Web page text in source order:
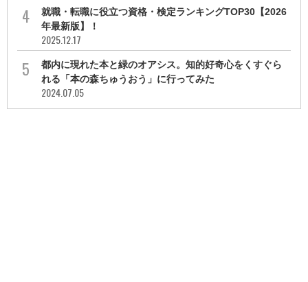
就職・転職に役立つ資格・検定ランキングTOP30【2026
年最新版】！
2025.12.17
都内に現れた本と緑のオアシス。知的好奇心をくすぐら
れる「本の森ちゅうおう」に行ってみた
2024.07.05